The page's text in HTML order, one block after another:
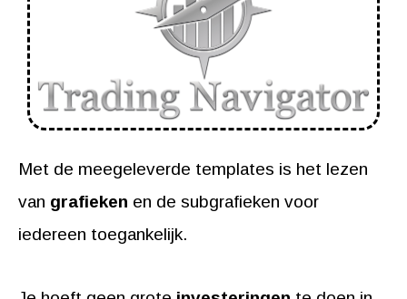
Met de meegeleverde templates is het lezen
van grafieken en de subgrafieken voor
iedereen toegankelijk.